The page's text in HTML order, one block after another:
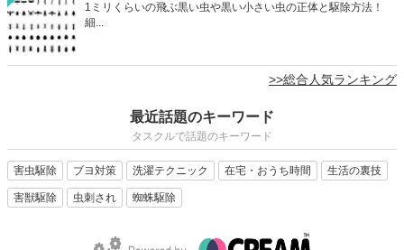
1ミリくらいの飛ぶ黒い虫や黒い小さい虫の正体と駆除方法！
細...
>>総合人気ランキング
最近話題のキーワード
タスクルで話題のキーワード
害虫駆除 ブヨ対策 洗濯テクニック 在宅・おうち時間 生活の裏技
害獣駆除 虫刺され 蜘蛛駆除